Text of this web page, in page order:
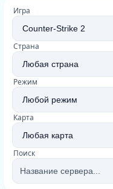
Игра
Страна
Режим
Карта
Поиск